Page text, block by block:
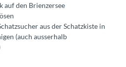
auf den Brienzersee
aus der Schatzkiste in
(auch ausserhalb